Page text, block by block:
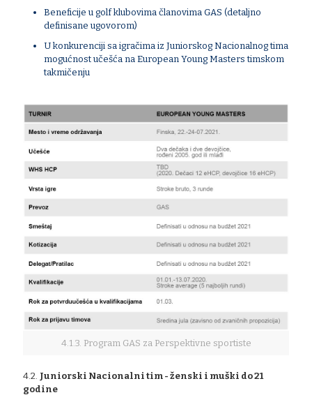
Beneficije u golf klubovima članovima GAS (detaljno
definisane ugovorom)
U konkurenciji sa igračima iz Juniorskog Nacionalnog tima
mogućnost učešća na European Young Masters timskom
takmičenju
4.1.3. Program GAS za Perspektivne sportiste
4.2. Juniorski Nacionalni tim - ženski i muški do 21
godine